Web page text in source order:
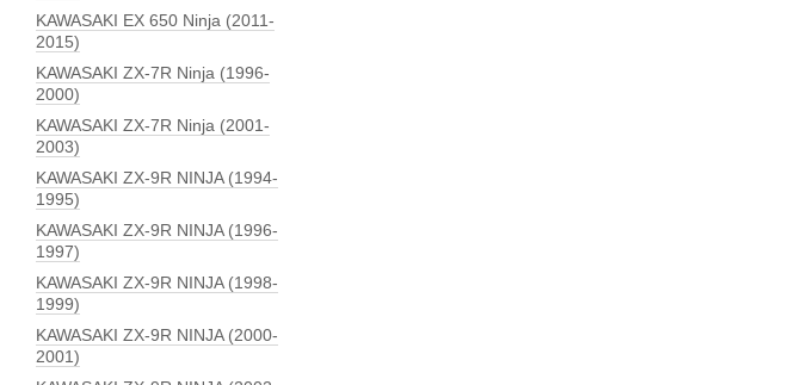
KAWASAKI EX 650 Ninja (2011-
2015)
KAWASAKI ZX-7R Ninja (1996-
2000)
KAWASAKI ZX-7R Ninja (2001-
2003)
KAWASAKI ZX-9R NINJA (1994-
1995)
KAWASAKI ZX-9R NINJA (1996-
1997)
KAWASAKI ZX-9R NINJA (1998-
1999)
KAWASAKI ZX-9R NINJA (2000-
2001)